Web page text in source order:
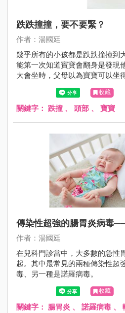
跌跌撞撞，要不要緊？
作者：湯國廷
幾乎所有的小孩都是跌跌撞撞到
能第一次知道寶寶會翻身是發現
大會坐時，父母以為寶寶可以坐
後傾倒；1歲剛會走路，搖搖晃
是往後撲倒；更不用說，2歲時
沒有懼高症，很容易從椅子或沙
收藏
關鍵字： 跌撞 、 頭部 、 寶寶
傳染性超強的腸胃炎病毒
作者：湯國廷
在兒科門診當中，大多數的急性
起。其中最常見的兩種傳染性超
毒、另一種是諾羅病毒。
收藏
關鍵字： 腸胃炎 、 諾羅病毒 、